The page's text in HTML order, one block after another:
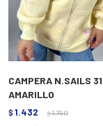
CAMPERA N.SAILS
AMARILLO
$ 1.432 $ 1.790